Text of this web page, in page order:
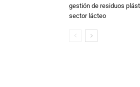
gestión de residuos
sector lácteo